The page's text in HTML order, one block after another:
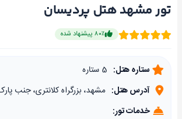
تور مشهد هتل پردیسان
۸۰٪ پیشنهاد شده
ستاره هتل:
آدرس هتل: مشهد، بزرگراه کلانتری، جنب
خدمات تور: